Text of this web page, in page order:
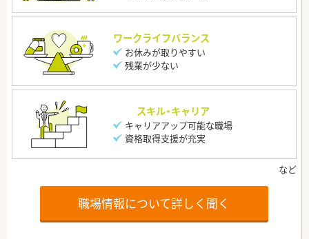
ワークライフバランス
お休みが取りやすい
残業が少ない
スキル・キャリア
キャリアアップ可能な職場
資格取得支援が充実
職場情報について詳しく聞く